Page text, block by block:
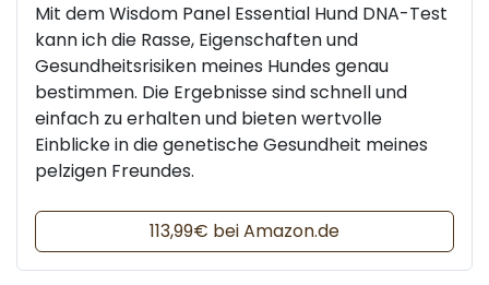
Mit dem Wisdom Panel Essential Hund DNA-Test
kann ich die Rasse, Eigenschaften und
Gesundheitsrisiken meines Hundes genau
bestimmen. Die Ergebnisse sind schnell und
einfach zu erhalten und bieten wertvolle
Einblicke in die genetische Gesundheit meines
pelzigen Freundes.
113,99€ bei Amazon.de